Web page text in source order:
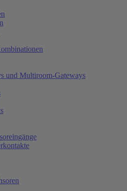
und Multiroom-Gateways